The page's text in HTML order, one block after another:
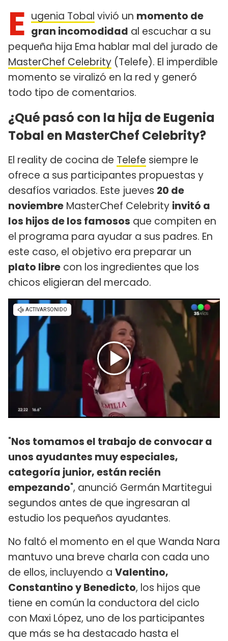
E ugenia Tobal vivió un momento de
gran incomodidad al escuchar a su
pequeña hija Ema hablar mal del jurado de
MasterChef Celebrity (Telefe). El imperdible
momento se viralizó en la red y generó
todo tipo de comentarios.
¿Qué pasó con la hija de Eugenia
Tobal en MasterChef Celebrity?
El reality de cocina de Telefe siempre le
ofrece a sus participantes propuestas y
desafíos variados. Este jueves 20 de
noviembre MasterChef Celebrity invitó a
los hijos de los famosos que compiten en
el programa para ayudar a sus padres. En
este caso, el objetivo era preparar un
plato libre con los ingredientes que los
chicos eligieran del mercado.
"Nos tomamos el trabajo de convocar a
unos ayudantes muy especiales,
categoría junior, están recién
empezando", anunció Germán Martitegui
segundos antes de que ingresaran al
estudio los pequeños ayudantes.
No faltó el momento en el que Wanda Nara
mantuvo una breve charla con cada uno
de ellos, incluyendo a Valentino,
Constantino y Benedicto, los hijos que
tiene en común la conductora del ciclo
con Maxi López, uno de los participantes
que más se ha destacado hasta el